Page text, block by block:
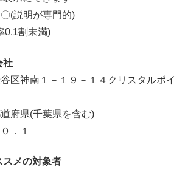
(説明が専門的)
0.1割未満)
社
区神南１－１９－１４クリスタルポイ
府県(千葉県を含む)
．１
スメの対象者